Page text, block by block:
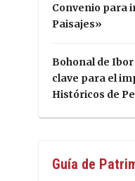
Convenio para
Paisajes»
Bohonal de
clave para el
Históricos de
Guía de